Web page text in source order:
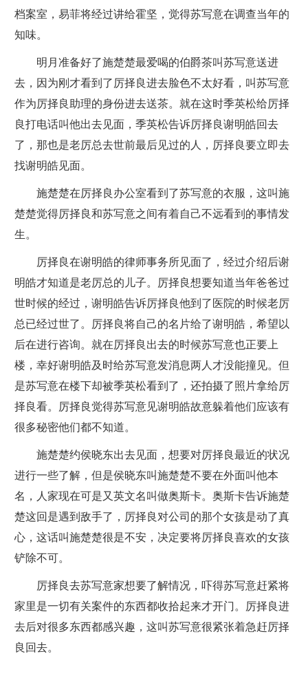
档案室，易菲将经过讲给霍坚，觉得苏写意在调查当年的
知味。
明月准备好了施楚楚最爱喝的伯爵茶叫苏写意送进
去，因为刚才看到了厉择良进去脸色不太好看，叫苏写意
作为厉择良助理的身份进去送茶。就在这时季英松给厉择
良打电话叫他出去见面，季英松告诉厉择良谢明皓回去
了，那也是老厉总去世前最后见过的人，厉择良要立即去
找谢明皓见面。
施楚楚在厉择良办公室看到了苏写意的衣服，这叫施
楚楚觉得厉择良和苏写意之间有着自己不远看到的事情发
生。
厉择良在谢明皓的律师事务所见面了，经过介绍后谢
明皓才知道是老厉总的儿子。厉择良想要知道当年爸爸过
世时候的经过，谢明皓告诉厉择良他到了医院的时候老厉
总已经过世了。厉择良将自己的名片给了谢明皓，希望以
后在进行咨询。就在厉择良出去的时候苏写意也正要上
楼，幸好谢明皓及时给苏写意发消息两人才没能撞见。但
是苏写意在楼下却被季英松看到了，还拍摄了照片拿给厉
择良看。厉择良觉得苏写意见谢明皓故意躲着他们应该有
很多秘密他们都不知道。
施楚楚约侯晓东出去见面，想要对厉择良最近的状况
进行一些了解，但是侯晓东叫施楚楚不要在外面叫他本
名，人家现在可是又英文名叫做奥斯卡。奥斯卡告诉施楚
楚这回是遇到敌手了，厉择良对公司的那个女孩是动了真
心，这话叫施楚楚很是不安，决定要将厉择良喜欢的女孩
铲除不可。
厉择良去苏写意家想要了解情况，吓得苏写意赶紧将
家里是一切有关案件的东西都收拾起来才开门。厉择良进
去后对很多东西都感兴趣，这叫苏写意很紧张着急赶厉择
良回去。